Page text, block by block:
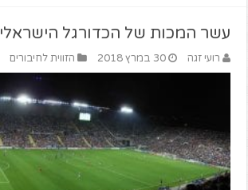
עשר המכות של הכדורגל הישראלי
רועי זגה 30 במרץ 2018 הזווית לחיבורים